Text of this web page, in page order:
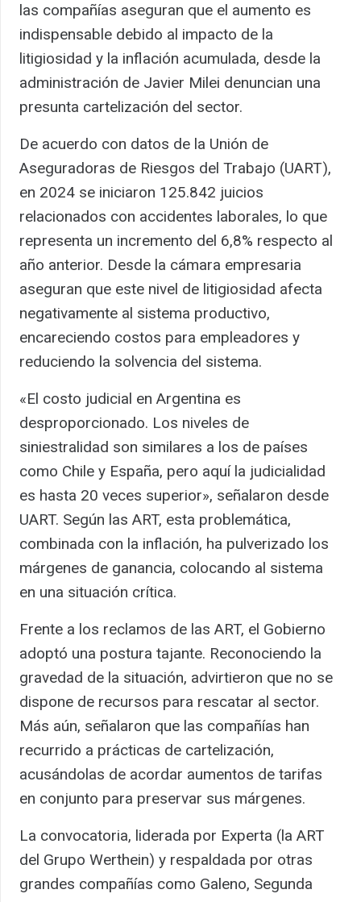
las compañías aseguran que el aumento es
indispensable debido al impacto de la
litigiosidad y la inflación acumulada, desde la
administración de Javier Milei denuncian una
presunta cartelización del sector.
De acuerdo con datos de la Unión de
Aseguradoras de Riesgos del Trabajo (UART),
en 2024 se iniciaron 125.842 juicios
relacionados con accidentes laborales, lo que
representa un incremento del 6,8% respecto al
año anterior. Desde la cámara empresaria
aseguran que este nivel de litigiosidad afecta
negativamente al sistema productivo,
encareciendo costos para empleadores y
reduciendo la solvencia del sistema.
«El costo judicial en Argentina es
desproporcionado. Los niveles de
siniestralidad son similares a los de países
como Chile y España, pero aquí la judicialidad
es hasta 20 veces superior», señalaron desde
UART. Según las ART, esta problemática,
combinada con la inflación, ha pulverizado los
márgenes de ganancia, colocando al sistema
en una situación crítica.
Frente a los reclamos de las ART, el Gobierno
adoptó una postura tajante. Reconociendo la
gravedad de la situación, advirtieron que no se
dispone de recursos para rescatar al sector.
Más aún, señalaron que las compañías han
recurrido a prácticas de cartelización,
acusándolas de acordar aumentos de tarifas
en conjunto para preservar sus márgenes.
La convocatoria, liderada por Experta (la ART
del Grupo Werthein) y respaldada por otras
grandes compañías como Galeno, Segunda